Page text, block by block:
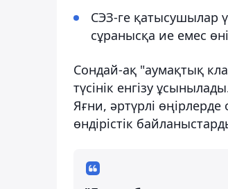
СЭЗ-ге қатысушылар
сұранысқа ие емес
Сондай-ақ "аумақтық
түсінік енгізу
Яғни, әртүрлі өңірлерде
өндірістік